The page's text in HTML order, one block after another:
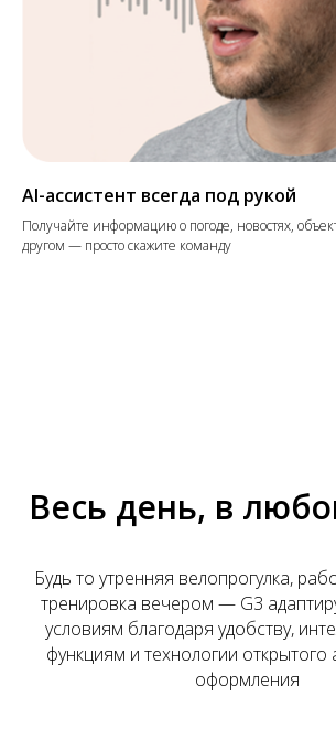
AI-ассистент всегда под рукой
Получайте информацию о погоде, новостях,
другом — просто скажите команду
Весь день, в
Будь то утренняя велопрогулка,
тренировка вечером — G3
условиям благодаря удобству,
функциям и технологии открытого
оформления